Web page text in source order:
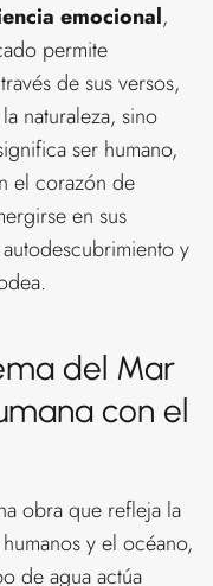
emocional,
permite
de sus versos,
naturaleza, sino
ser humano,
el corazón de
en sus
y
del Mar
con el
obra que refleja la
y el océano,
de agua actúa